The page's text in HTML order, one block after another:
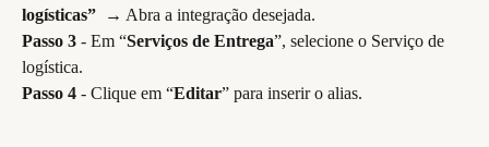
logísticas”
  → Abra a integração desejada.
Passo 3 - Em “Serviços de Entrega”, selecione o Serviço de
logística.
Passo 4 - Clique em “Editar” para inserir o alias.